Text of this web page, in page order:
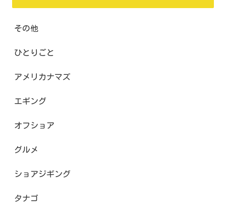
その他
ひとりごと
アメリカナマズ
エギング
オフショア
グルメ
ショアジギング
タナゴ